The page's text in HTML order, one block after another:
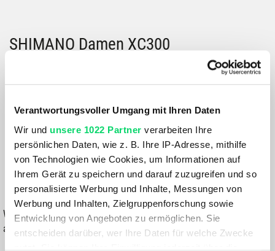
Verantwortungsvoller Umgang mit Ihren Daten
Wir und unsere 1022 Partner verarbeiten Ihre
persönlichen Daten, wie z. B. Ihre IP-Adresse, mithilfe
von Technologien wie Cookies, um Informationen auf
Ihrem Gerät zu speichern und darauf zuzugreifen und so
personalisierte Werbung und Inhalte, Messungen von
Werbung und Inhalten, Zielgruppenforschung sowie
Entwicklung von Angeboten zu ermöglichen. Sie
entscheiden darüber, wer Ihre Daten für welche Zwecke
SHIMANO Damen XC300
129,99 €
IN DEN WARENKORB
Wähle eine Variante aus, um die Verfügbarkeit in unseren Filialen
anzuzeigen